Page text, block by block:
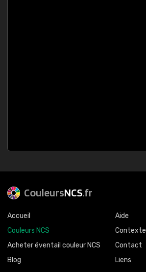
CouleursNCS.fr
Accueil
Couleurs NCS
Acheter éventail couleur NCS
Blog
Aide
Contexte
Contact
Liens